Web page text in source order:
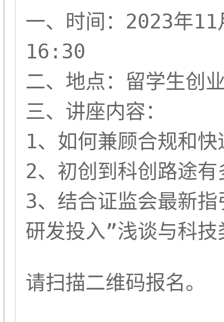
一、时间：2023年
16:30
二、地点：留学生创
三、讲座内容：
1、如何兼顾合规和
2、初创到科创路途有
3、结合证监会最新
研发投入”浅谈与科
请扫描二维码报名。